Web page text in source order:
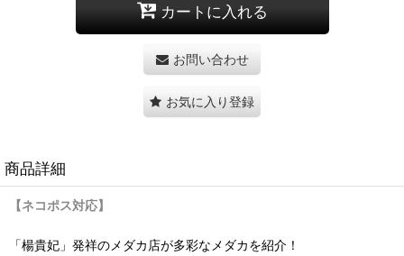
カートに入れる
お問い合わせ
お気に入り登録
商品詳細
【ネコポス対応】
「楊貴妃」発祥のメダカ店が多彩なメダカを紹介！